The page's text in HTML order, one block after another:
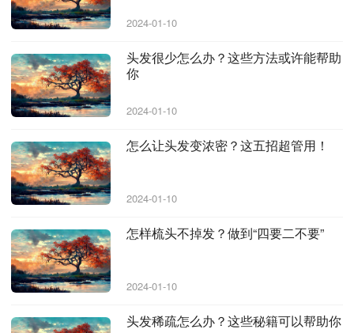
2024-01-10
头发很少怎么办？这些方法或许能帮助
你
2024-01-10
怎么让头发变浓密？这五招超管用！
2024-01-10
怎样梳头不掉发？做到“四要二不要”
2024-01-10
头发稀疏怎么办？这些秘籍可以帮助你